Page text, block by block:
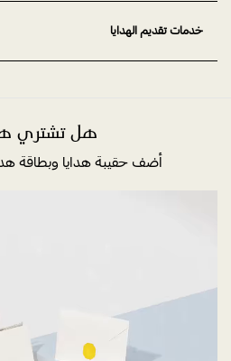
خدمات تقديم الهدايا
هل تشتري
أضف حقيبة هدايا وبطاقة